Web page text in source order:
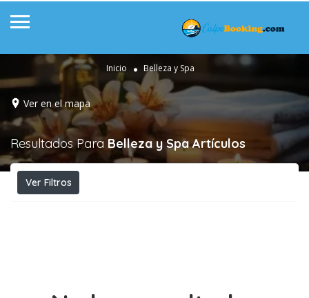
Inicio Belleza y Spa
Ver en el mapa
Resultados Para Belleza y Spa Artículos
Ver Filtros